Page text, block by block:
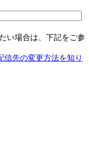
い場合は、下記をご参
信先の変更方法を知り